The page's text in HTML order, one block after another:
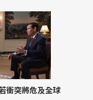
衝突將危及全球